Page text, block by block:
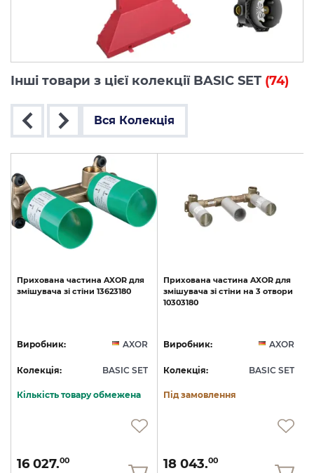
Інші товари з цієї колекції BASIC SET (74)
Вся Колекція
Прихована частина AXOR для
змішувача зі стіни 13623180
Виробник: AXOR
Колекція: BASIC SET
Кількість товару обмежена
16 027.00
Прихована частина AXOR для
змішувача зі стіни на 3 отвори
10303180
Виробник: AXOR
Колекція: BASIC SET
Під замовлення
18 043.00